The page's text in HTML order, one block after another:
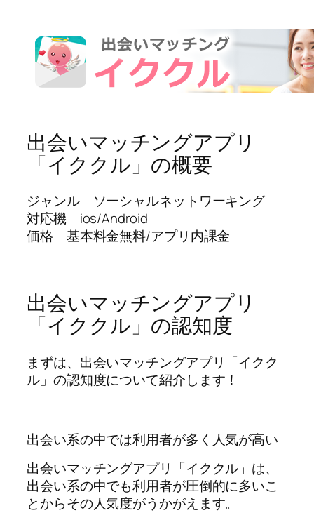
出会いマッチングアプリ
「イククル」の概要
ジャンル ソーシャルネットワーキング
対応機 ios/Android
価格 基本料金無料/アプリ内課金
出会いマッチングアプリ
「イククル」の認知度
まずは、出会いマッチングアプリ「イクク
ル」の認知度について紹介します！
出会い系の中では利用者が多く人気が高い
出会いマッチングアプリ「イククル」は、
出会い系の中でも利用者が圧倒的に多いこ
とからその人気度がうかがえます。